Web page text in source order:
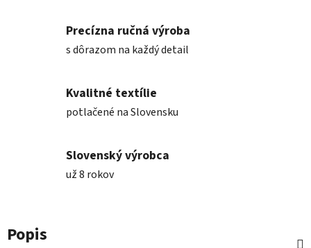
Precízna ručná výroba
s dôrazom na každý detail
Kvalitné textílie
potlačené na Slovensku
Slovenský výrobca
už 8 rokov
Popis